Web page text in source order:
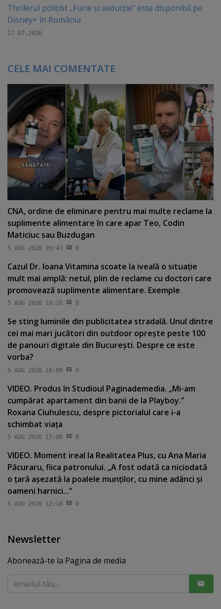
Thrilerul polițist „Furie și seducție” este disponibil pe
Disney+ în România
27.07.2026
CELE MAI COMENTATE
CNA, ordine de eliminare pentru mai multe reclame la
suplimente alimentare în care apar Teo, Codin
Maticiuc sau Buzdugan
5 AUG 2026 20:43 0
Cazul Dr. Ioana Vitamina scoate la iveală o situaţie
mult mai amplă: netul, plin de reclame cu doctori care
promovează suplimente alimentare. Exemple
5 AUG 2026 18:16 0
Se sting luminile din publicitatea stradală. Unul dintre
cei mai mari jucători din outdoor opreşte peste 100
de panouri digitale din Bucureşti. Despre ce este
vorba?
5 AUG 2026 16:00 0
VIDEO. Produs în Studioul Paginademedia. „Mi-am
cumpărat apartament din banii de la Playboy.”
Roxana Ciuhulescu, despre pictorialul care i-a
schimbat viaţa
5 AUG 2026 15:06 0
VIDEO. Moment ireal la Realitatea Plus, cu Ana Maria
Păcuraru, fiica patronului. „A fost odată ca niciodată
o ţară aşezată la poalele munţilor, cu mine adânci şi
oameni harnici...”
5 AUG 2026 12:16 0
Newsletter
Abonează-te la Pagina de media